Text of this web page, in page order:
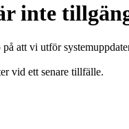
inte
att vi utför
vid ett senare tillfälle.